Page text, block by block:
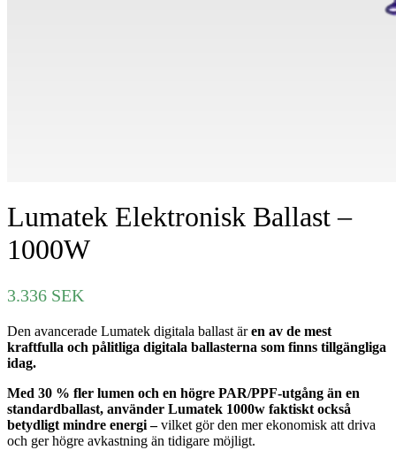
Lumatek Elektronisk Ballast –
1000W
3.336 SEK
Den avancerade Lumatek digitala ballast ären av de mest
kraftfulla och pålitliga digitala ballasterna som finns tillgängliga
idag.
Med 30 % fler lumen och en högre PAR/PPF-utgång än en
standardballast, använder Lumatek 1000w faktiskt också
betydligt mindre energi –vilket gör den mer ekonomisk att driva
och ger högre avkastning än tidigare möjligt.